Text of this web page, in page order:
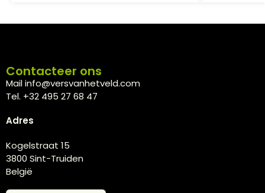
Contacteer ons
Mail info@versvanhetveld.com
Tel. +32 495 27 68 47
Adres
Kogelstraat 15
3800 Sint-Truiden
België